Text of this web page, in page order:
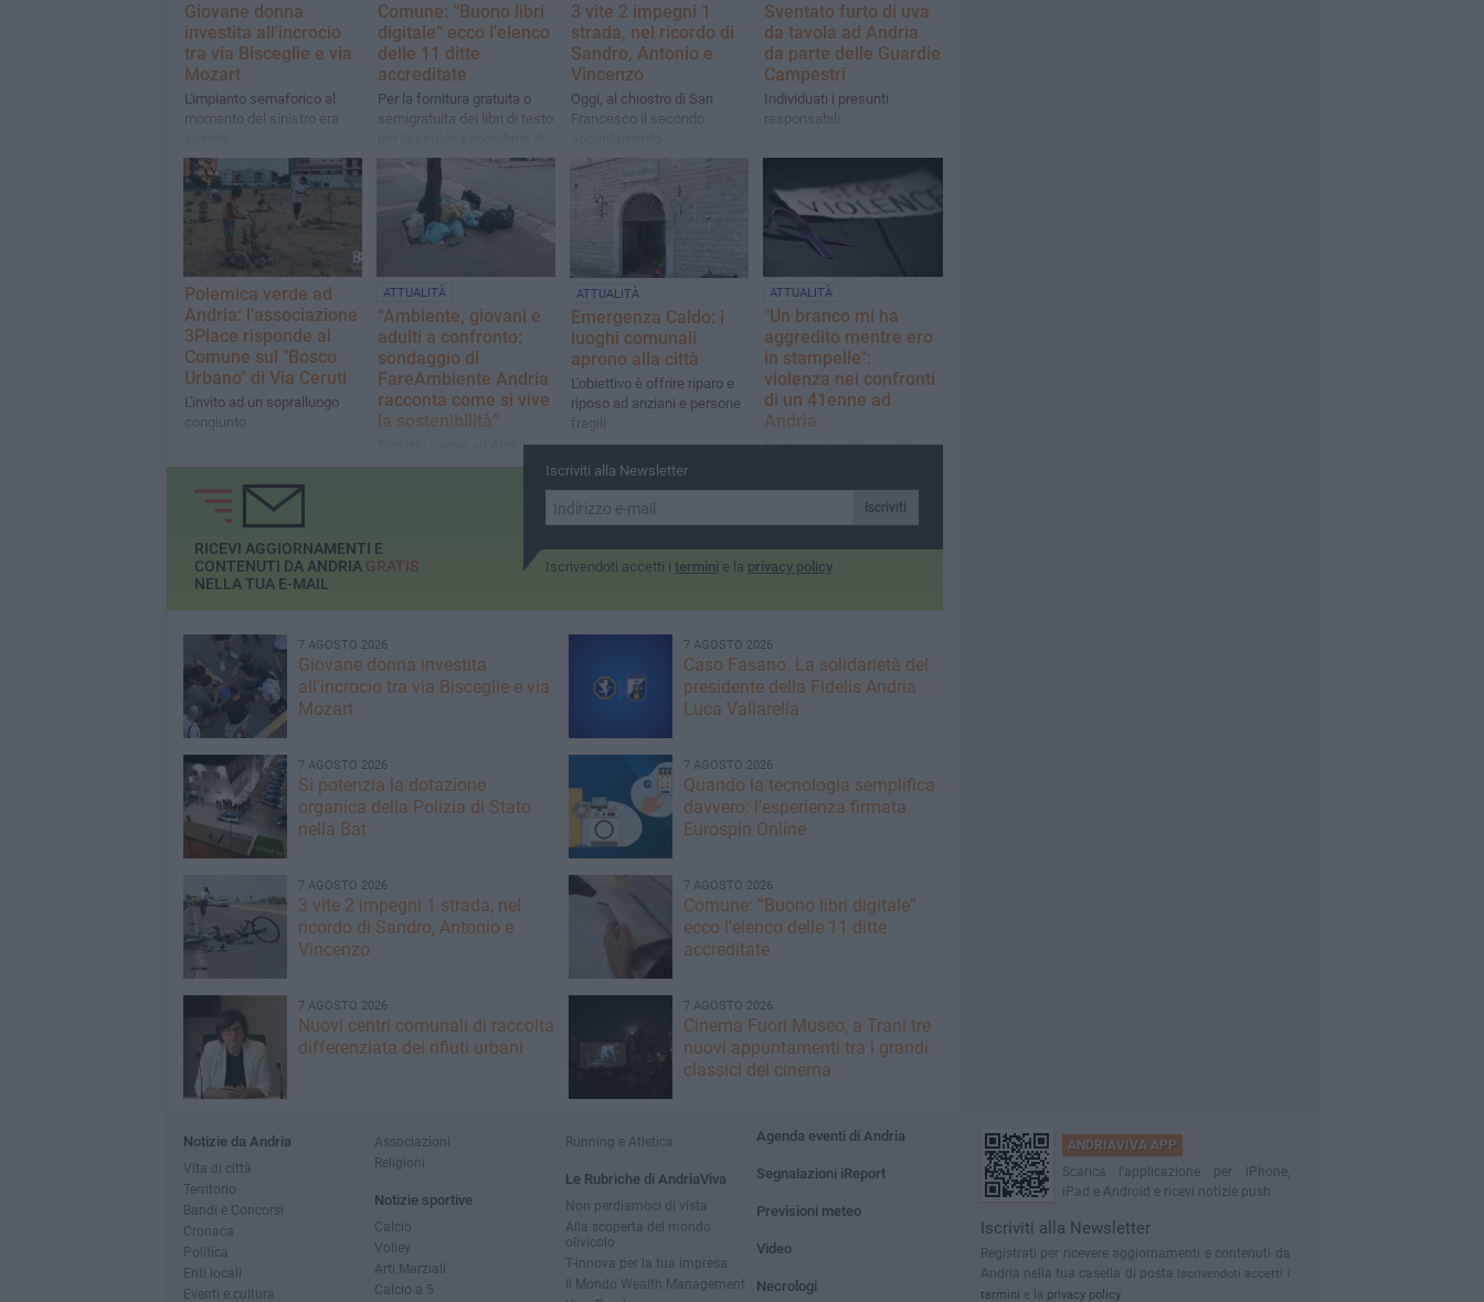
Giovane donna
investita all'incrocio
tra via Bisceglie e via
Mozart
L'impianto semaforico al
momento del sinistro era
Comune: “Buono libri
digitale” ecco l'elenco
delle 11 ditte
accreditate
Per la fornitura gratuita o
semigratuita dei libri di testo
1° e di 2° grado A.S.
2026/2027
3 vite 2 impegni 1
strada, nel ricordo di
Sandro, Antonio e
Vincenzo
Oggi, al chiostro di San
Francesco il secondo
Sventato furto di uva
da tavola ad Andria
da parte delle Guardie
Campestri
Individuati i presunti
responsabili
Polemica verde ad
Andria: l'associazione
3Place risponde al
Comune sul "Bosco
Urbano" di Via Ceruti
L'invito ad un sopralluogo
congiunto
ATTUALITÀ
“Ambiente, giovani e
adulti a confronto:
sondaggio di
FareAmbiente Andria
racconta come si vive
la sostenibilità”
Servizio Igiene ad Andria:
circa il 72% ritiene che il
ATTUALITÀ
Emergenza Caldo: i
luoghi comunali
aprono alla città
L'obiettivo è offrire riparo e
riposo ad anziani e persone
fragili
ATTUALITÀ
"Un branco mi ha
aggredito mentre ero
in stampelle":
violenza nei confronti
di un 41enne ad
Andria
Il grave episodio sarebbe
periferia cittadina
Iscriviti alla Newsletter
Iscriviti
Iscrivendoti accetti i termini e la privacy policy
RICEVI AGGIORNAMENTI E
CONTENUTI DA ANDRIA GRATIS
NELLA TUA E-MAIL
7 AGOSTO 2026
Giovane donna investita
all'incrocio tra via Bisceglie e via
Mozart
7 AGOSTO 2026
Caso Fasano. La solidarietà del
presidente della Fidelis Andria
Luca Vallarella
7 AGOSTO 2026
Si potenzia la dotazione
organica della Polizia di Stato
nella Bat
7 AGOSTO 2026
Quando la tecnologia semplifica
davvero: l’esperienza firmata
Eurospin Online
7 AGOSTO 2026
3 vite 2 impegni 1 strada, nel
ricordo di Sandro, Antonio e
Vincenzo
7 AGOSTO 2026
Comune: “Buono libri digitale”
ecco l'elenco delle 11 ditte
accreditate
7 AGOSTO 2026
Nuovi centri comunali di raccolta
differenziata dei rifiuti urbani
7 AGOSTO 2026
Cinema Fuori Museo, a Trani tre
nuovi appuntamenti tra i grandi
classici del cinema
Notizie da Andria
Vita di città
Territorio
Bandi e Concorsi
Cronaca
Politica
Enti locali
Eventi e cultura
Associazioni
Religioni
Notizie sportive
Calcio
Volley
Arti Marziali
Calcio a 5
Running e Atletica
Le Rubriche di AndriaViva
Non perdiamoci di vista
Alla scoperta del mondo
olivicolo
T-innova per la tua impresa
Il Mondo Wealth Management
Agenda eventi di Andria
Segnalazioni iReport
Previsioni meteo
Video
Necrologi
ANDRIAVIVA APP
Scarica l'applicazione per iPhone,
iPad e Android e ricevi notizie push
Iscriviti alla Newsletter
Registrati per ricevere aggiornamenti e contenuti da
Andria nella tua casella di posta Iscrivendoti accetti i
termini e la privacy policy